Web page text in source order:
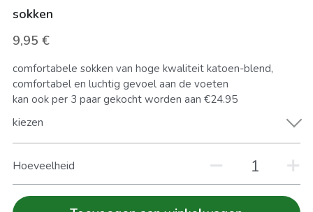
HERSTELLINGEN
sokken
9,95 €
comfortabele sokken van hoge kwaliteit katoen-blend,
comfortabel en luchtig gevoel aan de voeten
kan ook per 3 paar gekocht worden aan €24.95
kiezen
Hoeveelheid